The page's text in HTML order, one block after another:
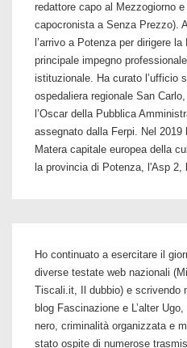
redattore capo al Mezzogiorno
capocronista a Senza Prezzo).
l’arrivo a Potenza per dirigere
principale impegno
istituzionale. Ha curato l’ufficio
ospedaliera regionale San
l’Oscar della Pubblica
assegnato dalla Ferpi. Nel
Matera capitale europea della
la provincia di Potenza, l'Asp 2,
Ho continuato a esercitare il
diverse testate web nazionali
Tiscali.it, Il dubbio) e scrivendo
blog Fascinazione e L’alter
nero, criminalità organizzata e
stato ospite di numerose